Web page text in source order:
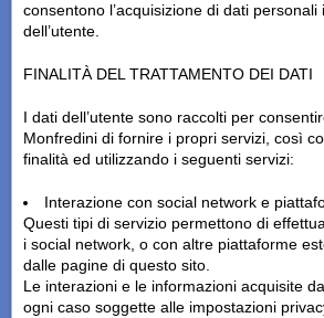
consentono l’acquisizione di dati personali
dell’utente.
FINALITÀ DEL TRATTAMENTO DEI DATI
I dati dell’utente sono raccolti per
Monfredini di fornire i propri servizi, così
finalità ed utilizzando i seguenti servizi:
Interazione con social network e
Questi tipi di servizio permettono di
i social network, o con altre piattaforme
dalle pagine di questo sito.
Le interazioni e le informazioni acquisite
ogni caso soggette alle impostazioni